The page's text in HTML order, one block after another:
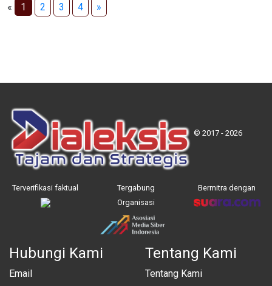
« 1 2 3 4 »
© 2017 - 2026
Terverifikasi faktual
Tergabung
Organisasi
Bermitra dengan
Hubungi Kami
Email
Tentang Kami
Tentang Kami